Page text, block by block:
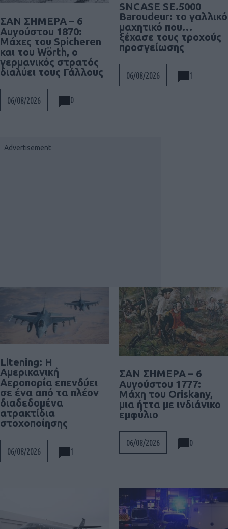
ΣΑΝ ΣΗΜΕΡΑ – 6
Αυγούστου 1870:
Μάχες του Spicheren
και του Wörth, ο
γερμανικός στρατός
διαλύει τους Γάλλους
06/08/2026 0
SNCASE SE.5000
Baroudeur: το γαλλικό
μαχητικό που…
ξέχασε τους τροχούς
προσγείωσης
06/08/2026 1
Litening: Η
Αμερικανική
Αεροπορία επενδύει
σε ένα από τα πλέον
διαδεδομένα
ατρακτίδια
στοχοποίησης
06/08/2026 1
ΣΑΝ ΣΗΜΕΡΑ – 6
Αυγούστου 1777:
Μάχη του Oriskany,
μια ήττα με ινδιάνικο
εμφύλιο
06/08/2026 0